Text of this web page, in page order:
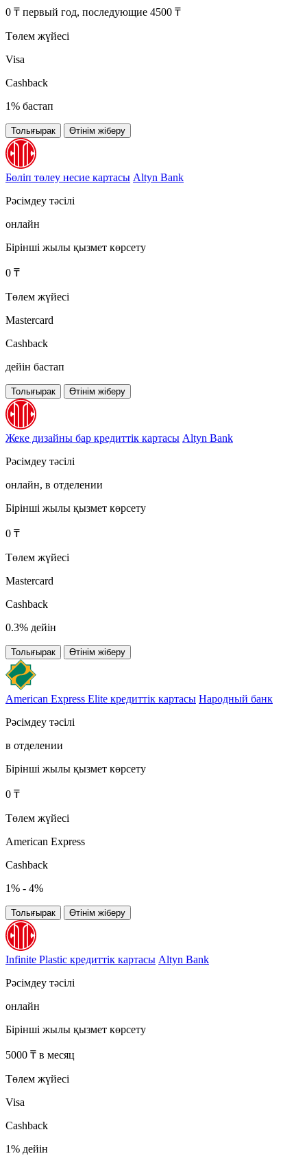
0 ₸ первый год, последующие 4500 ₸
Төлем жүйесі
Visa
Cashback
1% бастап
Толығырак Өтінім жіберу
Бөліп төлеу несие картасы Altyn Bank
Рәсімдеу тәсілі
онлайн
Бірінші жылы қызмет көрсету
0 ₸
Төлем жүйесі
Mastercard
Cashback
дейін бастап
Толығырак Өтінім жіберу
Жеке дизайны бар кредиттік картасы Altyn Bank
Рәсімдеу тәсілі
онлайн, в отделении
Бірінші жылы қызмет көрсету
0 ₸
Төлем жүйесі
Mastercard
Cashback
0.3% дейін
Толығырак Өтінім жіберу
American Express Elite кредиттік картасы Народный банк
Рәсімдеу тәсілі
в отделении
Бірінші жылы қызмет көрсету
0 ₸
Төлем жүйесі
American Express
Cashback
1% - 4%
Толығырак Өтінім жіберу
Infinite Plastic кредиттік картасы Altyn Bank
Рәсімдеу тәсілі
онлайн
Бірінші жылы қызмет көрсету
5000 ₸ в месяц
Төлем жүйесі
Visa
Cashback
1% дейін